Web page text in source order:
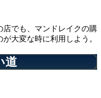
店でも、マンドレイクの購
大変な時に利用しよう。
道